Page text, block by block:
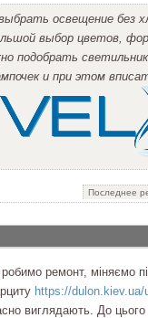
освещение без
выбор цветов,
подобрать
и при этом
Последнее
ремонт, міняємо
https://
виглядають. До